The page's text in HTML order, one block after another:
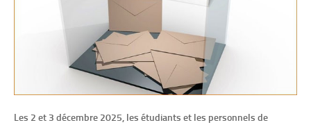
Les 2 et 3 décembre 2025, les étudiants et les personnels de